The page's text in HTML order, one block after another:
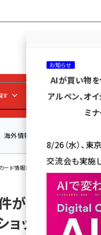
す カテゴリ／種
海外情報
ード情報835件が漏えいか、印刷ECサイ
漏えいか、
ョップ」に不
お知らせ
AIが買い物を
アルペン、オ
ミ
8/26（水）、
交流会も実施